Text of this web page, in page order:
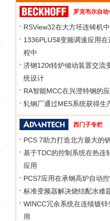
罗克韦尔自
RSView32在大方坯连铸机
1336PLUSⅡ变频调速应用在
程中
济钢120t转炉倾动装置交流
统设计
RA智能MCC在兴澄特钢的
轧钢厂通过MES系统获得生
西门子专栏
PCS 7助力打造北方最大的
基于TDC的控制系统在热连
应用
PCS7应用在承钢高炉自动
标准变频器解决烧结配水难
WINCC冗余系统在连续镀锌
用